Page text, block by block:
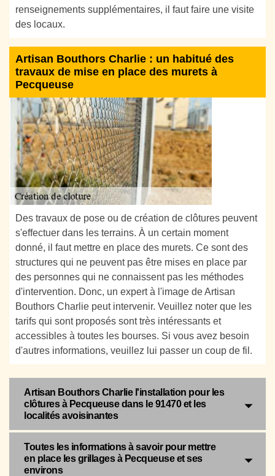
renseignements supplémentaires, il faut faire une visite
des locaux.
Artisan Bouthors Charlie : un habitué des
travaux de mise en place des murets à
Pecqueuse
Des travaux de pose ou de création de clôtures peuvent
s'effectuer dans les terrains. À un certain moment
donné, il faut mettre en place des murets. Ce sont des
structures qui ne peuvent pas être mises en place par
des personnes qui ne connaissent pas les méthodes
d'intervention. Donc, un expert à l'image de Artisan
Bouthors Charlie peut intervenir. Veuillez noter que les
tarifs qui sont proposés sont très intéressants et
accessibles à toutes les bourses. Si vous avez besoin
d'autres informations, veuillez lui passer un coup de fil.
Artisan Bouthors Charlie l'installation pour les
clôtures à Pecqueuse dans le 91470 et les
localités avoisinantes
Toutes les informations à savoir pour mettre
en place les grillages à Pecqueuse et ses
environs